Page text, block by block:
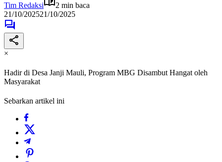
Tim Redaksi
2 min baca
21/10/202521/10/2025
×
Hadir di Desa Janji Mauli, Program MBG Disambut Hangat oleh
Masyarakat
Sebarkan artikel ini